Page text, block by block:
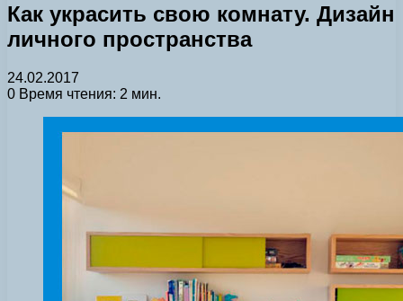
Как украсить свою комнату. Дизайн
личного пространства
24.02.2017
0 Время чтения: 2 мин.